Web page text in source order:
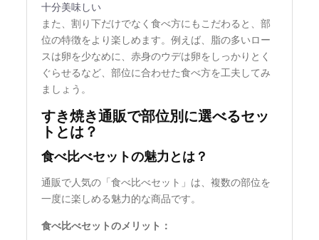
十分美味しい
また、割り下だけでなく食べ方にもこだわると、部
位の特徴をより楽しめます。例えば、脂の多いロー
スは卵を少なめに、赤身のウデは卵をしっかりとく
ぐらせるなど、部位に合わせた食べ方を工夫してみ
ましょう。
すき焼き通販で部位別に選べるセッ
トとは？
食べ比べセットの魅力とは？
通販で人気の「食べ比べセット」は、複数の部位を
一度に楽しめる魅力的な商品です。
食べ比べセットのメリット：